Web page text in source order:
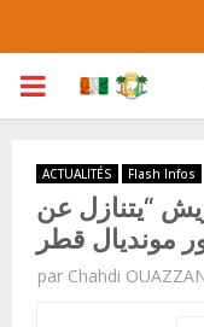
PRIMARY
ACTUALITÉS Flash Infos
“يتنازل عن
مونديال قطر
par Chahdi